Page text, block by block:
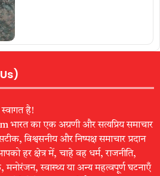
है!
का एक अग्रणी और सत्यप्रिय समाचार
विश्वसनीय और निष्पक्ष समाचार प्रदान
हर क्षेत्र में, चाहे वह धर्म, राजनीति,
स्वास्थ्य या अन्य महत्वपूर्ण घटनाएँ